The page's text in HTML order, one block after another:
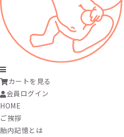
カートを見る
会員ログイン
HOME
ご挨拶
胎内記憶とは